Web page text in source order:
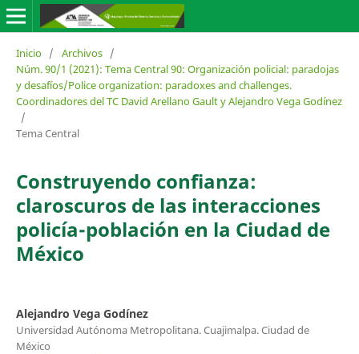
Inicio / Archivos /
Núm. 90/1 (2021): Tema Central 90: Organización policial: paradojas
y desafíos/Police organization: paradoxes and challenges.
Coordinadores del TC David Arellano Gault y Alejandro Vega Godínez
/
Tema Central
Construyendo confianza:
claroscuros de las interacciones
policía-población en la Ciudad de
México
Alejandro Vega Godínez
Universidad Autónoma Metropolitana. Cuajimalpa. Ciudad de
México